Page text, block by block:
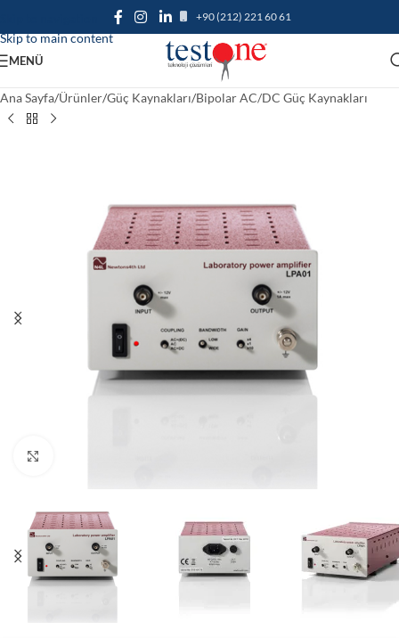
Skip to main content
+90 (212) 221 60 61
MENÜ
Ana Sayfa/Ürünler/Güç Kaynakları/Bipolar AC/DC Güç Kaynakları